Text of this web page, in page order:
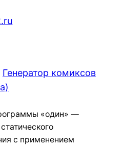
Генератор комиксов
«один» —
с применением